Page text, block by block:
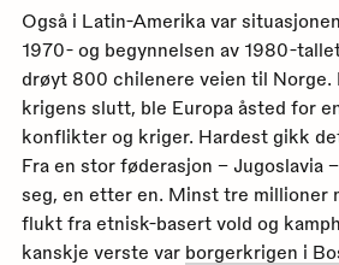
Også i Latin-Amerika var
1970- og begynnelsen av 1980-
drøyt 800 chilenere veien til Norge.
krigens slutt, ble Europa åsted for
konflikter og kriger. Hardest gikk
Fra en stor føderasjon – Jugoslavia
seg, en etter en. Minst tre millioner
flukt fra etnisk-basert vold og
kanskje verste var borgerkrigen i